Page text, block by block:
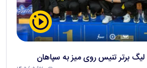
لیگ برتر تنیس روی میز به سپاهان